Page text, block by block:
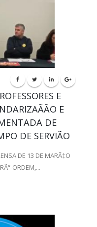
E
E
DE
DE SERVIÃO
DE 13 DE MARÃ‡O
ORDEM,...